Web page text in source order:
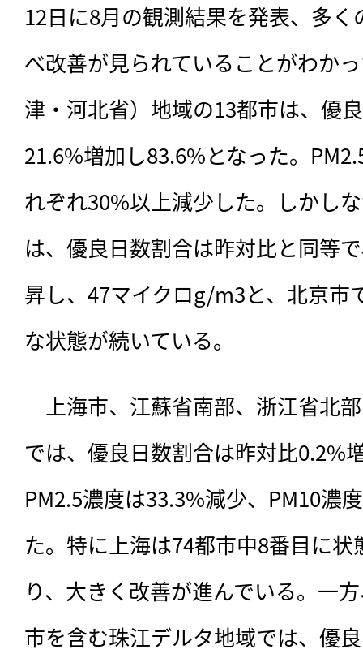
12日に8月の観測結果を発表、多
べ改善が見られていることがわか
津・河北省）地域の13都市は、優
21.6%増加し83.6%となった。
れぞれ30%以上減少した。しかし
は、優良日数割合は昨対比と同等
昇し、47マイクロg/m3と、北京市
な状態が続いている。
上海市、江蘇省南部、浙江省北
では、優良日数割合は昨対比0.2%
PM2.5濃度は33.3%減少、PM10濃
た。特に上海は74都市中8番目に
り、大きく改善が進んでいる。一
市を含む珠江デルタ地域では、優